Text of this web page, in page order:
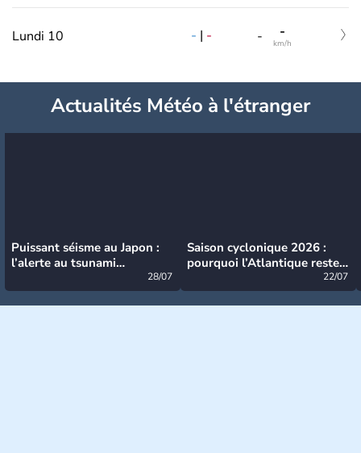
Lundi 10 - | - - -
km/h
Actualités Météo à l'étranger
Puissant séisme au Japon :
l’alerte au tsunami
28/07
Saison cyclonique 2026 :
pourquoi l’Atlantique reste
22/07